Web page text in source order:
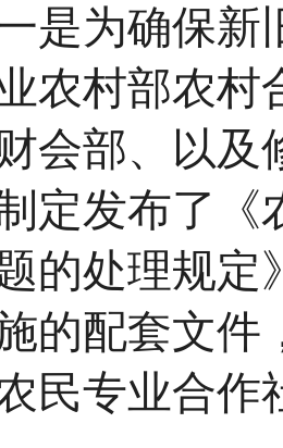
为确保新旧
农村部农村
会部、以及
定发布了
的处理规定
的配套文件
民专业合